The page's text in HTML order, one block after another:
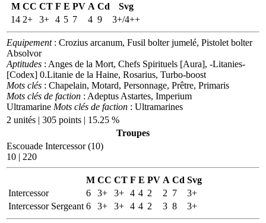
M CC CT F E PV A Cd
Svg
14 2+ 3+ 4 5 7 4 9 3+/4++
Equipement: Crozius arcanum, Fusil bolter jumelé, Pistolet bolter
Absolvor
Aptitudes : Anges de la Mort, Chefs Spirituels [Aura], -Litanies-
[Codex] 0.Litanie de la Haine, Rosarius, Turbo-boost
Mots clés : Chapelain, Motard, Personnage, Prêtre, Primaris
Mots clés de faction : Adeptus Astartes, Imperium
Ultramarine Mots clés de faction : Ultramarines
2 unités | 305 points | 15.25 %
Troupes
Escouade Intercessor (10)
10 | 220
M CC CT F E PV A Cd Svg
Intercessor
6 3+ 3+ 4 4 2 2 7
3+
Intercessor Sergeant 6 3+ 3+ 4 4 2 3 8 3+